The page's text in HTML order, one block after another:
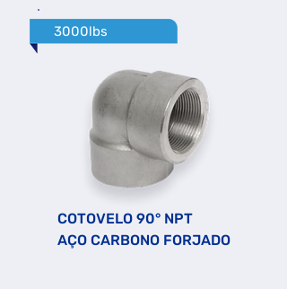
3000lbs
COTOVELO 90° NPT
AÇO CARBONO FORJADO